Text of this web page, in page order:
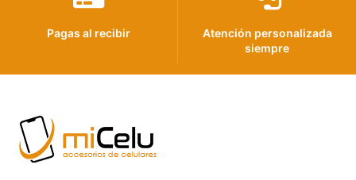
Pagas al recibir
Atención personalizada
siempre